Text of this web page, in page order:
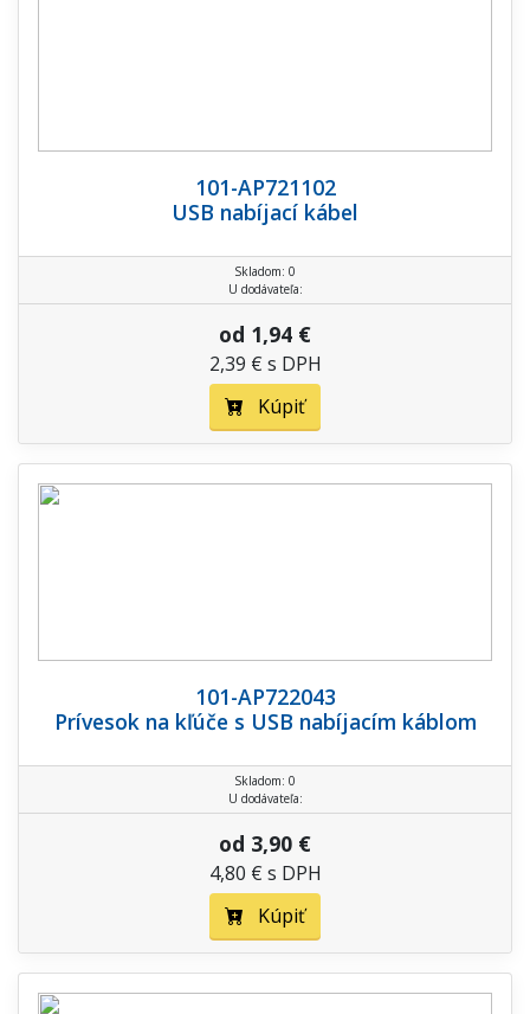
101-AP721102
USB nabíjací kábel
Skladom: 0
U dodávateľa:
od 1,94 €
2,39 € s DPH
Kúpiť
101-AP722043
Prívesok na kľúče s USB nabíjacím káblom
Skladom: 0
U dodávateľa:
od 3,90 €
4,80 € s DPH
Kúpiť